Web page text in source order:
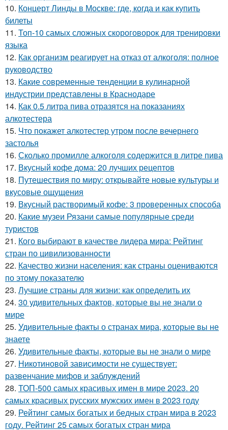
10. Концерт Линды в Москве: где, когда и как купить
билеты
11. Топ-10 самых сложных скороговорок для тренировки
языка
12. Как организм реагирует на отказ от алкоголя: полное
руководство
13. Какие современные тенденции в кулинарной
индустрии представлены в Краснодаре
14. Как 0.5 литра пива отразятся на показаниях
алкотестера
15. Что покажет алкотестер утром после вечернего
застолья
16. Сколько промилле алкоголя содержится в литре пива
17. Вкусный кофе дома: 20 лучших рецептов
18. Путешествия по миру: открывайте новые культуры и
вкусовые ощущения
19. Вкусный растворимый кофе: 3 проверенных способа
20. Какие музеи Рязани самые популярные среди
туристов
21. Кого выбирают в качестве лидера мира: Рейтинг
стран по цивилизованности
22. Качество жизни населения: как страны оцениваются
по этому показателю
23. Лучшие страны для жизни: как определить их
24. 30 удивительных фактов, которые вы не знали о
мире
25. Удивительные факты о странах мира, которые вы не
знаете
26. Удивительные факты, которые вы не знали о мире
27. Никотиновой зависимости не существует:
развенчание мифов и заблуждений
28. ТОП-500 самых красивых имен в мире 2023. 20
самых красивых русских мужских имен в 2023 году
29. Рейтинг самых богатых и бедных стран мира в 2023
году. Рейтинг 25 самых богатых стран мира